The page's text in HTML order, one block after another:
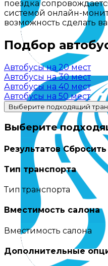
поездка
системой онлайн-
возможность сделать
Подбор
Автобусы на 20 мест
Автобусы на 30 мест
Автобусы на 40 мест
Автобусы на 50 мест
Выберите подходящий
Выберите
Результатов
Тип транспорта
Тип транспорта
Вместимость салона
Вместимость салона
Дополнительные